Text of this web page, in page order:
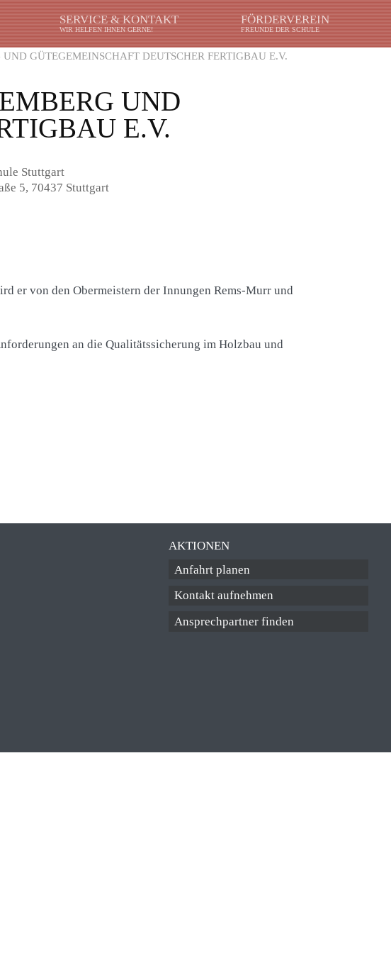
SERVICE & KONTAKT
WIR HELFEN IHNEN GERNE!
FÖRDERVEREIN
FREUNDE DER SCHULE
GÜTEGEMEINSCHAFT DEUTSCHER FERTIGBAU E.V.
UND
E.V.
Stuttgart
5, 70437 Stuttgart
er von den Obermeistern der Innungen Rems-Murr und
an die Qualitätssicherung im Holzbau und
AKTIONEN
Anfahrt planen
Kontakt aufnehmen
Ansprechpartner finden